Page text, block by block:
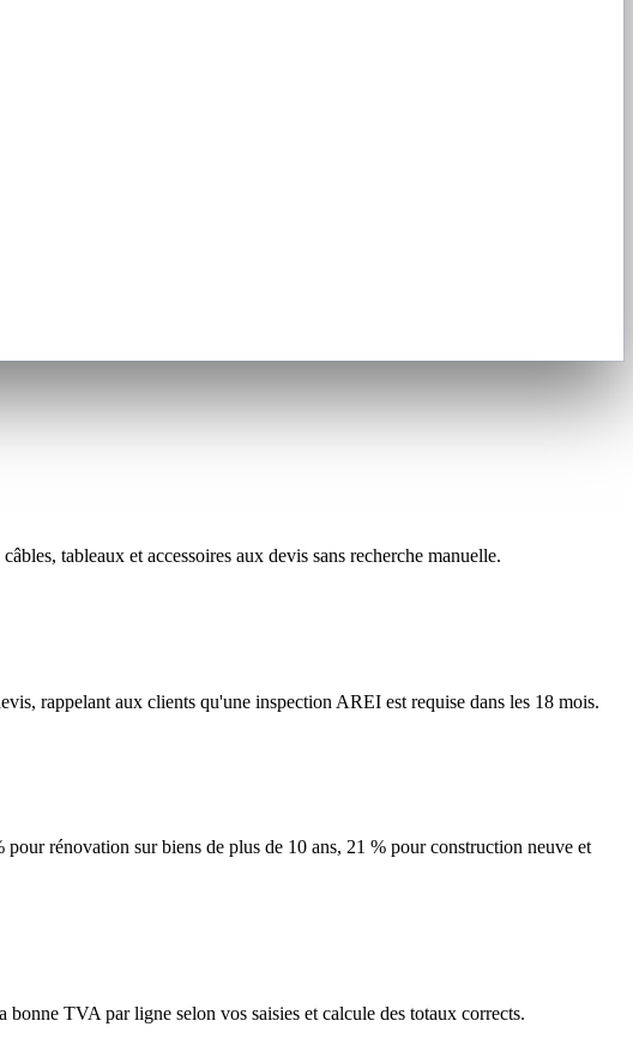
tableaux et accessoires aux devis sans recherche manuelle.
rappelant aux clients qu'une inspection AREI est requise dans les 18 mois.
rénovation sur biens de plus de 10 ans, 21 % pour construction neuve et
TVA par ligne selon vos saisies et calcule des totaux corrects.